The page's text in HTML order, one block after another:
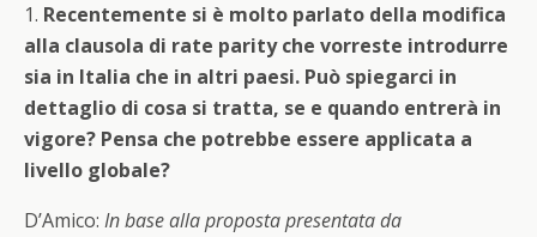
1. Recentemente si è molto parlato della modifica
alla clausola di rate parity che vorreste introdurre
sia in Italia che in altri paesi. Può spiegarci in
dettaglio di cosa si tratta, se e quando entrerà in
vigore? Pensa che potrebbe essere applicata a
livello globale?
D’Amico: In base alla proposta presentata da